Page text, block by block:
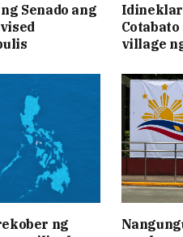
Senado ang
village
ng